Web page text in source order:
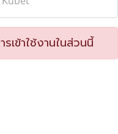
เข้าใช้งานในส่วนนี้